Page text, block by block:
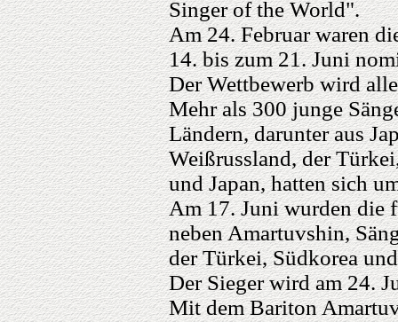
Singer of the World".
Am 24. Februar waren
14. bis zum 21. Juni
Der Wettbewerb wird
Mehr als 300 junge
Ländern, darunter aus
Weißrussland, der
und Japan, hatten sich
Am 17. Juni wurden die
neben Amartuvshin,
der Türkei, Südkorea
Der Sieger wird am 24.
Mit dem Bariton